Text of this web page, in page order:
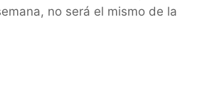
no será el mismo de la